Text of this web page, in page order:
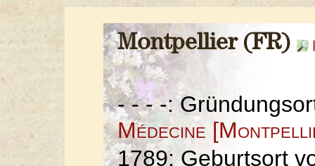
Montpellier (FR)
- - - -:
Médecine
1789: Geburtsort